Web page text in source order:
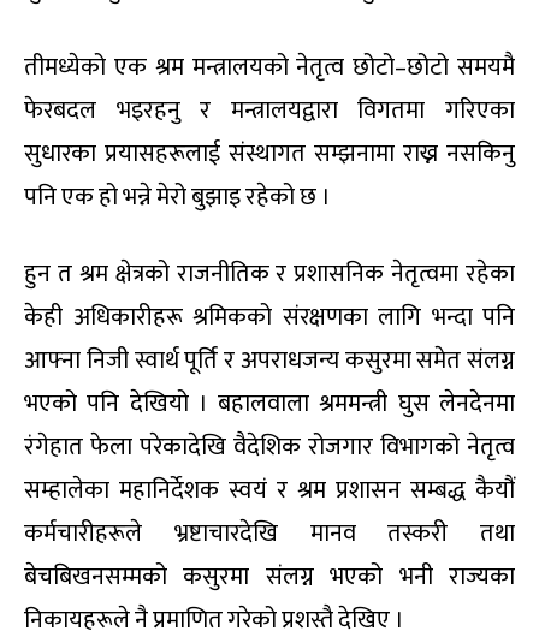
तीमध्येको एक श्रम मन्त्रालयको नेतृत्व छोटो–छोटो समयमै
फेरबदल भइरहनु र मन्त्रालयद्वारा विगतमा गरिएका
सुधारका प्रयासहरूलाई संस्थागत सम्झनामा राख्न नसकिनु
पनि एक हो भन्ने मेरो बुझाइ रहेको छ ।
हुन त श्रम क्षेत्रको राजनीतिक र प्रशासनिक नेतृत्वमा रहेका
केही अधिकारीहरू श्रमिकको संरक्षणका लागि भन्दा पनि
आफ्ना निजी स्वार्थ पूर्ति र अपराधजन्य कसुरमा समेत संलग्न
भएको पनि देखियो । बहालवाला श्रममन्त्री घुस लेनदेनमा
रंगेहात फेला परेकादेखि वैदेशिक रोजगार विभागको नेतृत्व
सम्हालेका महानिर्देशक स्वयं र श्रम प्रशासन सम्बद्ध कैयौं
कर्मचारीहरूले भ्रष्टाचारदेखि मानव तस्करी तथा
बेचबिखनसम्मको कसुरमा संलग्न भएको भनी राज्यका
निकायहरूले नै प्रमाणित गरेको प्रशस्तै देखिए ।